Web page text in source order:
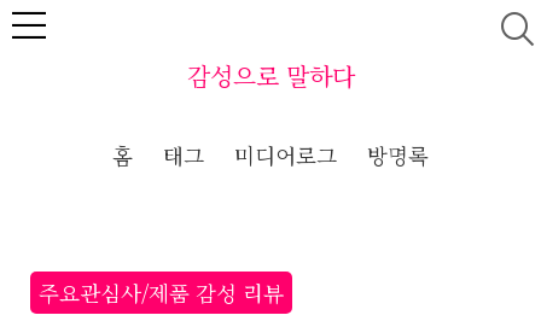
본문 바로가기
감성으로 말하다
홈 태그 미디어로그 방명록
주요관심사/제품 감성 리뷰